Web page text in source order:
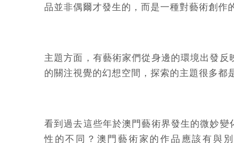
品並非偶爾才發生的，而是一種對藝術創作
主題方面，有藝術家們從身邊的環境出發
的關注視覺的幻想空間，探索的主題很多都
看到過去這些年於澳門藝術界發生的微妙
性的不同？澳門藝術家的作品應該有與